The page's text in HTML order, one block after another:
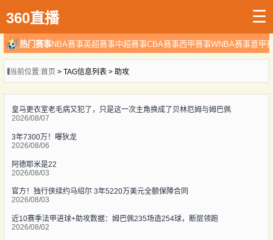
360直播 ☰
热门赛事NBA赛事英超赛事中超赛事CBA赛事西甲赛事WNBA赛事意甲
当前位置:首页 > TAG信息列表 > 助攻
皇马更衣室老毛病又犯了，只是这一次主角换成了贝林厄姆与姆巴佩
2026/08/07
3年7300万！曝狄龙
2026/08/06
阿德耶米是22
2026/08/03
官方！独行侠续约马绍尔 3年5220万美元全额保障合同
2026/08/03
近10赛季法甲进球+助攻数据：姆巴佩235场造254球，断层领跑
2026/08/02